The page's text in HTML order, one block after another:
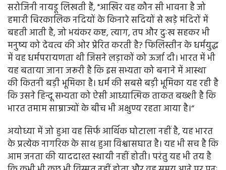
सरोजिनी नायडू लिखती हैं, "आखिर वह कौन सी भावना है जो
हमारी चिरकालिक नदियों के किनारे सदियों से खड़े मंदिरों में
बहती आती है, जो भयंकर कष्ट, त्याग, तप और दुःख सहकर भी
मनुष्य को देवत्व की ओर प्रेरित करती है? फिलिस्तीन के धर्मयुद्ध
में वह धर्मपरायणता थी जिसने लड़ाकों को ऊर्जा दी। भारत में भी
यह बताया जाना जरूरी है कि इस सभ्यता को बनाने में आस्था
की कितनी बड़ी भूमिका है। धर्म की सबसे बड़ी भूमिका यह रही है
कि उसने हिन्दू सभ्यता को ऐसी आध्यात्मिक ताकत बख्शी है कि
भारत तमाम साम्राज्यों के बीच भी अक्षुण्य रहता आया है।“
अयोध्या में जो हुआ वह सिर्फ आर्थिक घोटाला नहीं है, यह भारत
के प्रत्येक नागरिक के साथ हुआ विश्वासघात है। यह भी सच है कि
आम जनता की याददाश्त स्थायी नहीं होती। परंतु यह भी तय है